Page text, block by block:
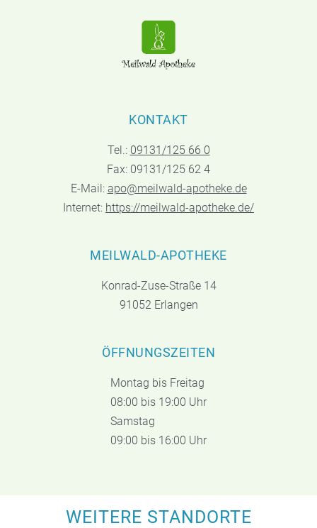
KONTAKT
Tel.: 09131/125 66 0
Fax: 09131/125 62 4
E-Mail: apo@meilwald-apotheke.de
Internet: https://meilwald-apotheke.de/
MEILWALD-APOTHEKE
Konrad-Zuse-Straße 14
91052 Erlangen
ÖFFNUNGSZEITEN
Montag bis Freitag
08:00 bis 19:00 Uhr
Samstag
09:00 bis 16:00 Uhr
WEITERE STANDORTE